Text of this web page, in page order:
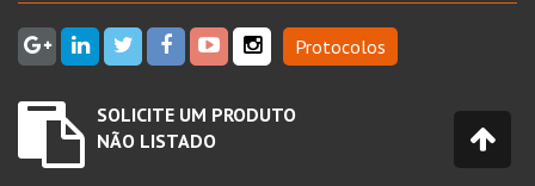
Protocolos
SOLICITE UM PRODUTO
NÃO LISTADO